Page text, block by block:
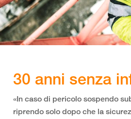
30 anni senza
«In caso di pericolo sospendo
riprendo solo dopo che la